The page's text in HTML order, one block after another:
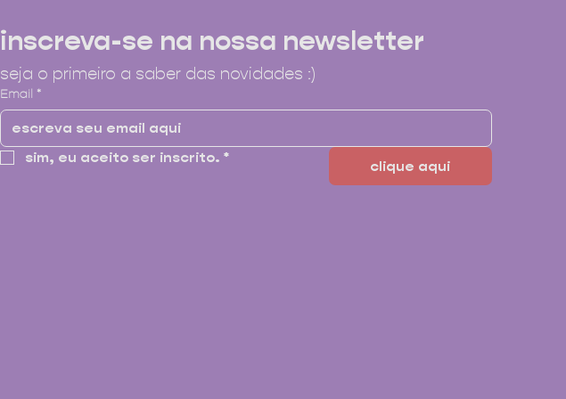
inscreva-se na nossa newsletter
seja o primeiro a saber das novidades :)
Email *
sim, eu aceito ser inscrito. * clique aqui